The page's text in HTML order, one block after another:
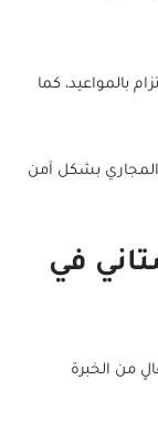
بالمواعيد، كما
المجاري بشكل آمن
في
من الخبرة